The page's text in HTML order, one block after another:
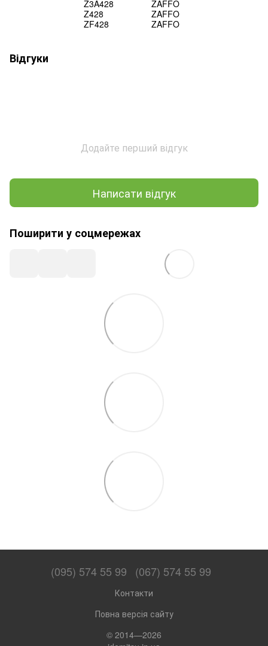
Z3A428
ZAFFO
Z428
ZAFFO
ZF428
ZAFFO
Відгуки
Додайте перший відгук
Написати відгук
Поширити у соцмережах
(095) 574 55 99 (067) 574 55 99
Контакти
Повна версія сайту
© 2014—2026